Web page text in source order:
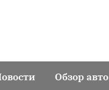
Обзор авто